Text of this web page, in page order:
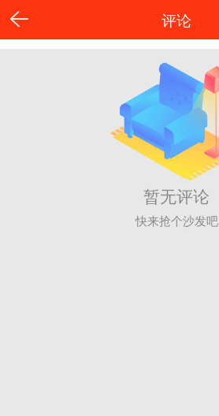
评论
暂无评论
快来抢个沙发吧